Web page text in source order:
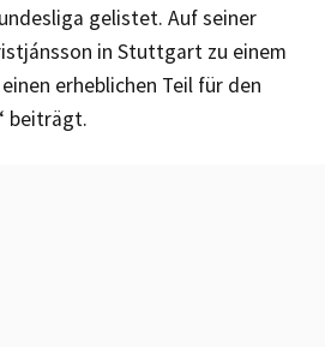
gelistet. Auf seiner
in Stuttgart zu einem
erheblichen Teil für den
beiträgt.